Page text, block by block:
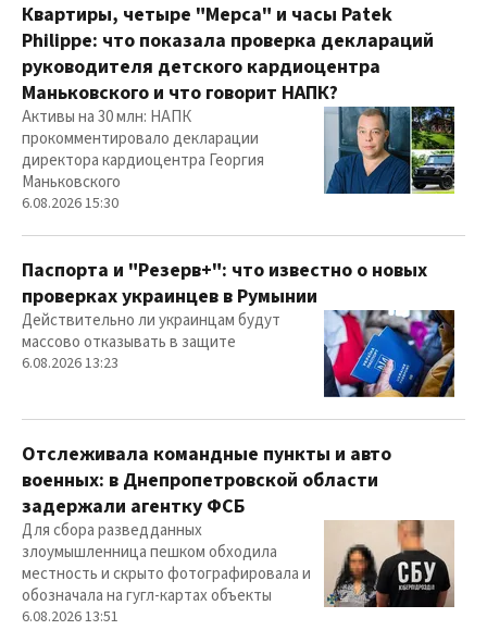
Квартиры, четыре "Мерса" и часы Patek
Philippe: что показала проверка деклараций
руководителя детского кардиоцентра
Маньковского и что говорит НАПК?
Активы на 30 млн: НАПК
прокомментировало декларации
директора кардиоцентра Георгия
Маньковского
6.08.2026 15:30
Паспорта и "Резерв+": что известно о новых
проверках украинцев в Румынии
Действительно ли украинцам будут
массово отказывать в защите
6.08.2026 13:23
Отслеживала командные пункты и авто
военных: в Днепропетровской области
задержали агентку ФСБ
Для сбора разведданных
злоумышленница пешком обходила
местность и скрыто фотографировала и
обозначала на гугл-картах объекты
6.08.2026 13:51